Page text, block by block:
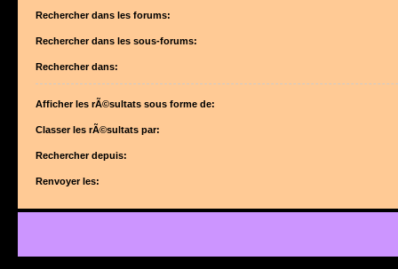
Rechercher dans les forums:
forums sont automatiquement inclus si vous ne dÃ©sactivez pas lâ€™option ci-
Rechercher dans les sous-forums:
Rechercher dans:
Afficher les rÃ©sultats sous forme de:
Classer les rÃ©sultats par:
Rechercher depuis:
Renvoyer les: